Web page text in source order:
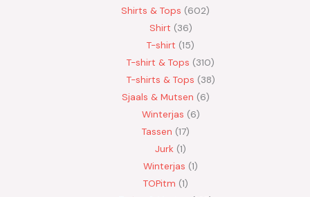
Shirts & Tops 602
Shirt 36
T-shirt 15
T-shirt & Tops 310
T-shirts & Tops 38
Sjaals & Mutsen 6
Winterjas 6
Tassen 17
Jurk 1
Winterjas 1
TOPitm 1